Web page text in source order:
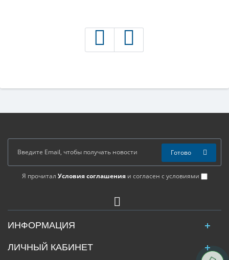
Я прочитал Условия соглашенияи согласен с условиями
Готово
ИНФОРМАЦИЯ
ЛИЧНЫЙ КАБИНЕТ